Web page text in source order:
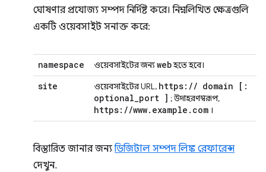
ঘোষণার প্রযোজ্য সম্পদ নির্দিষ্ট করে। নিম্নলিখিত ক্ষেত্রগুলি
একটি ওয়েবসাইট সনাক্ত করে:
namespace ওয়েবসাইটের জন্যwebহতে হবে।
site ওয়েবসাইটের URL, https: // domain [:
optional_port ] ; উদাহরণস্বরূপ,
https: //www. example . com ।
বিস্তারিত জানার জন্যডিজিটাল সম্পদ লিঙ্ক রেফারেন্স
দেখুন.